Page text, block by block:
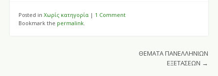
Posted in Χωρίς κατηγορία | 1 Comment
Bookmark the permalink.
ΘΕΜΑΤΑ ΠΑΝΕΛΛΗΝΙΩΝ
ΕΞΕΤΑΣΕΩΝ →